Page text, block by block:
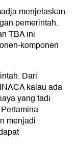
menjelaskan
pemerintah.
TBA ini
komponen
Dari
kalau ada
yang tadi
menjadi